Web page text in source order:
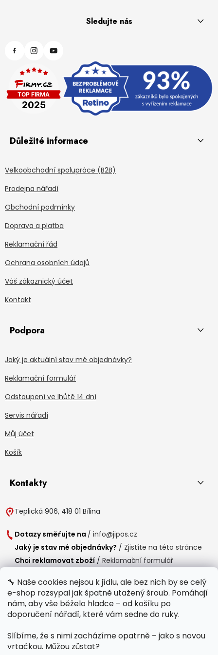
🔧 Naše cookies nejsou k jídlu, ale bez nich by se celý
e-shop rozsypal jak špatně utažený šroub. Pomáhají
nám, aby vše běželo hladce – od košíku po
doporučení nářadí, které vám sedne do ruky.
Slíbíme, že s nimi zacházíme opatrně – jako s novou
vrtačkou. Můžou zůstat?
Sledujte nás
Důležité informace
Velkoobchodní spolupráce (B2B)
Prodejna nářadí
Obchodní podmínky
Doprava a platba
Reklamační řád
Ochrana osobních údajů
Váš zákaznický účet
Kontakt
Podpora
Jaký je aktuální stav mé objednávky?
Reklamační formulář
Odstoupení ve lhůtě 14 dní
Servis nářadí
Můj účet
Košík
Kontakty
Teplická 906, 418 01 Bílina
Dotazy směřujte na / info@jipos.cz
Jaký je stav mé objednávky? / Zjistíte na této stránce
Chci reklamovat zboží / Reklamační formulář
Provozní doba
Po-Čt / 8:00 - 15:00
Polední přestávka /11:00 - 11:30